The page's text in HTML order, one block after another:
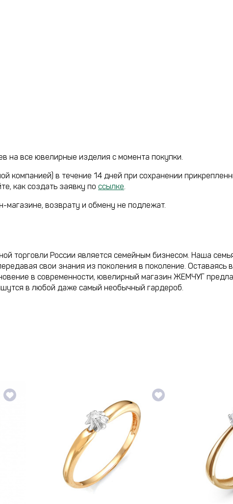
на все ювелирные изделия с момента покупки.
компанией) в течение 14 дней при сохранении
как создать заявку по ссылке.
возврату и обмену не подлежат.
торговли России является семейным бизнесом. Наша
свои знания из поколения в поколение. Оставаясь
в современности, ювелирный магазин ЖЕМЧУГ
в любой даже самый необычный гардероб.